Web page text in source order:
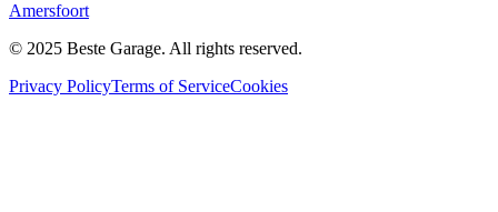
Amersfoort
© 2025 Beste Garage. All rights reserved.
Privacy PolicyTerms of ServiceCookies